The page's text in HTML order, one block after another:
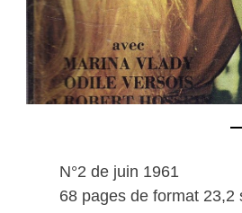
N°2 de juin 1961
68 pages de format 23,2